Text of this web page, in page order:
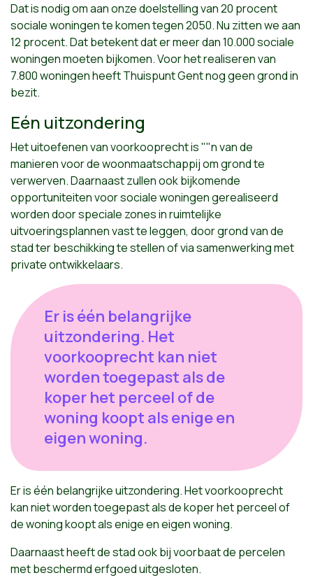
Dat is nodig om aan onze doelstelling van 20 procent
sociale woningen te komen tegen 2050. Nu zitten we aan
12 procent. Dat betekent dat er meer dan 10.000 sociale
woningen moeten bijkomen. Voor het realiseren van
7.800 woningen heeft Thuispunt Gent nog geen grond in
bezit.
Eén uitzondering
Het uitoefenen van voorkooprecht is ""n van de
manieren voor de woonmaatschappij om grond te
verwerven. Daarnaast zullen ook bijkomende
opportuniteiten voor sociale woningen gerealiseerd
worden door speciale zones in ruimtelijke
uitvoeringsplannen vast te leggen, door grond van de
stad ter beschikking te stellen of via samenwerking met
private ontwikkelaars.
Er is één belangrijke
uitzondering. Het
voorkooprecht kan niet
worden toegepast als de
koper het perceel of de
woning koopt als enige en
eigen woning.
Er is één belangrijke uitzondering. Het voorkooprecht
kan niet worden toegepast als de koper het perceel of
de woning koopt als enige en eigen woning.
Daarnaast heeft de stad ook bij voorbaat de percelen
met beschermd erfgoed uitgesloten.